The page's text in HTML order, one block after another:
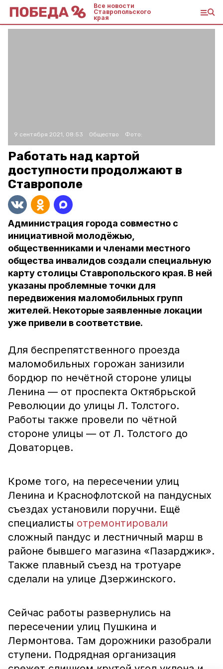
Все новости
Ставропольского
края
9 сентября 2021, 08:53 Общество Фото:
Работать над картой
доступности продолжают в
Ставрополе
Администрация города совместно с
инициативной молодёжью,
общественниками и членами местного
общества инвалидов создали специальную
карту столицы Ставропольского края. В ней
указаны проблемные точки для
передвижения маломобильных групп
жителей. Некоторые заявленные локации
уже привели в соответствие.
Для беспрепятственного проезда
маломобильных горожан занизили
бордюр по нечётной стороне улицы
Ленина — от проспекта Октябрьской
Революции до улицы Л. Толстого.
Работы также провели по чётной
стороне улицы — от Л. Толстого до
Доваторцев.
Кроме того, на пересечении улиц
Ленина и Краснофлотской на пандусных
съездах установили поручни. Ещё
специалисты отремонтировали
сложный пандус и лестничный марш в
районе бывшего магазина «Пазарджик».
Также плавный съезд на тротуаре
сделали на улице Дзержинского.
Сейчас работы развернулись на
пересечении улиц Пушкина и
Лермонтова. Там дорожники разобрали
ступени. Подрядная организация